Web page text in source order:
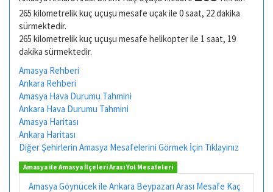
265 kilometrelik kuç uçuşu mesafe uçak ile 0 saat, 22 dakika
sürmektedir.
265 kilometrelik kuç uçuşu mesafe helikopter ile 1 saat, 19
dakika sürmektedir.
Amasya Rehberi
Ankara Rehberi
Amasya Hava Durumu Tahmini
Ankara Hava Durumu Tahmini
Amasya Haritası
Ankara Haritası
Diğer Şehirlerin Amasya Mesafelerini Görmek İçin Tıklayınız
Amasya ile Amasya İlçeleri Arası Yol Mesafeleri
Amasya Göynücek ile Ankara Beypazarı Arası Mesafe Kaç